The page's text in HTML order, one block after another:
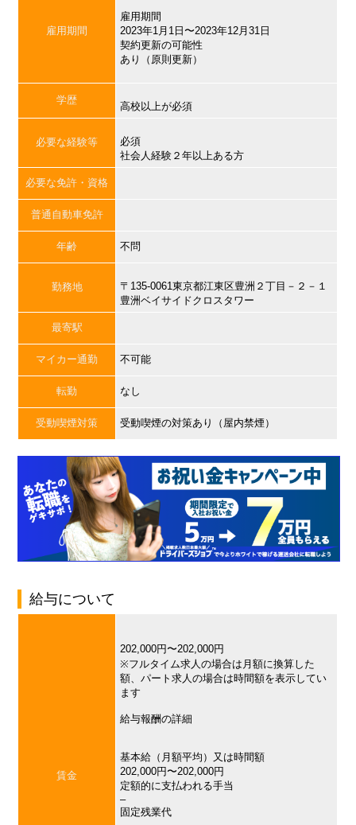
雇用期間
雇用期間
2023年1月1日〜2023年12月31日
契約更新の可能性
あり（原則更新）
学歴
高校以上が必須
必要な経験等
必須
社会人経験２年以上ある方
必要な免許・資格
普通自動車免許
年齢 不問
勤務地
〒135-0061東京都江東区豊洲２丁目－２－１
豊洲ベイサイドクロスタワー
最寄駅
マイカー通勤 不可能
転勤 なし
受動喫煙対策 受動喫煙の対策あり（屋内禁煙）
給与について
賃金
202,000円〜202,000円
※フルタイム求人の場合は月額に換算した
額、パート求人の場合は時間額を表示してい
ます
給与報酬の詳細
基本給（月額平均）又は時間額
202,000円〜202,000円
定額的に支払われる手当
–
固定残業代